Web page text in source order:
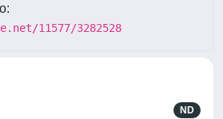
11577/3282528
ND